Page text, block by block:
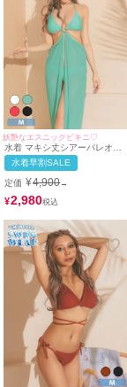
妖艶なエスニックビキニ♡
水着 マキシ丈シアーパレオ三
角ホルターネックビキニ
水着早割SALE
定価 ¥4,900→
¥2,980